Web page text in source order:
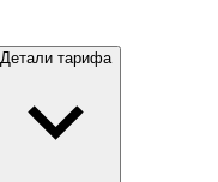
Детали тарифа